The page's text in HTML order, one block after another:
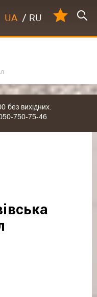
UA / RU
без вихідних.
750-75-46